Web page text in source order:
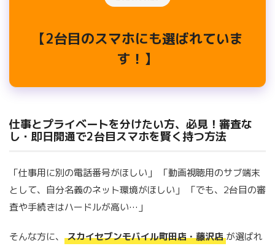
【2台目のスマホにも選ばれていま
す！】
仕事とプライベートを分けたい方、必見！審査な
し・即日開通で2台目スマホを賢く持つ方法
「仕事用に別の電話番号がほしい」 「動画視聴用のサブ端末
として、自分名義のネット環境がほしい」 「でも、2台目の審
査や手続きはハードルが高い…」
そんな方に、 スカイセブンモバイル町田店・藤沢店 が選ばれ